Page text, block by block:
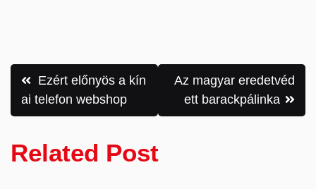
Bejegyzés
navigáció
Ezért előnyös a kín
ai telefon webshop
Az magyar eredetvéd
ett barackpálinka
Related Post